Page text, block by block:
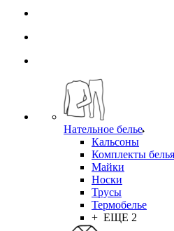
Нательное белье
Кальсоны
Комплекты белья
Майки
Носки
Трусы
Термобелье
+ ЕЩЕ 2